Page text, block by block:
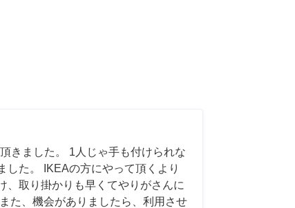
きました。 1人じゃ手も付けられな
した。 IKEAの方にやって頂くより
、取り掛かりも早くてやりがさんに
た、機会がありましたら、利用させ